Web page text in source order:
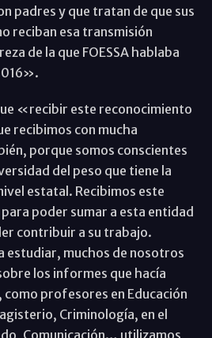
padres y que tratan de que sus
reciban esa transmisión
de la que FOESSA hablaba
«recibir este reconocimiento
recibimos con mucha
porque somos conscientes
del peso que tiene la
estatal. Recibimos este
poder sumar a esta entidad
contribuir a su trabajo.
estudiar, muchos de nosotros
los informes que hacía
como profesores en Educación
Criminología, en el